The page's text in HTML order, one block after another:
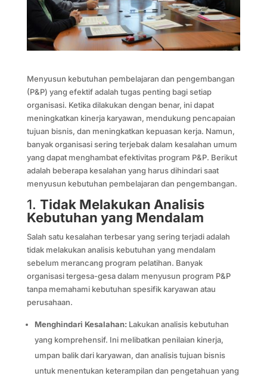
Menyusun kebutuhan pembelajaran dan pengembangan
(P&P) yang efektif adalah tugas penting bagi setiap
organisasi. Ketika dilakukan dengan benar, ini dapat
meningkatkan kinerja karyawan, mendukung pencapaian
tujuan bisnis, dan meningkatkan kepuasan kerja. Namun,
banyak organisasi sering terjebak dalam kesalahan umum
yang dapat menghambat efektivitas program P&P. Berikut
adalah beberapa kesalahan yang harus dihindari saat
menyusun kebutuhan pembelajaran dan pengembangan.
1. Tidak Melakukan Analisis
Kebutuhan yang Mendalam
Salah satu kesalahan terbesar yang sering terjadi adalah
tidak melakukan analisis kebutuhan yang mendalam
sebelum merancang program pelatihan. Banyak
organisasi tergesa-gesa dalam menyusun program P&P
tanpa memahami kebutuhan spesifik karyawan atau
perusahaan.
Menghindari Kesalahan: Lakukan analisis kebutuhan
yang komprehensif. Ini melibatkan penilaian kinerja,
umpan balik dari karyawan, dan analisis tujuan bisnis
untuk menentukan keterampilan dan pengetahuan yang